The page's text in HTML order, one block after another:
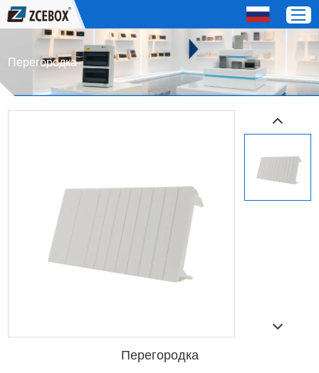
Дом
Свяжитесь с нами
Перегородка
Перегородка